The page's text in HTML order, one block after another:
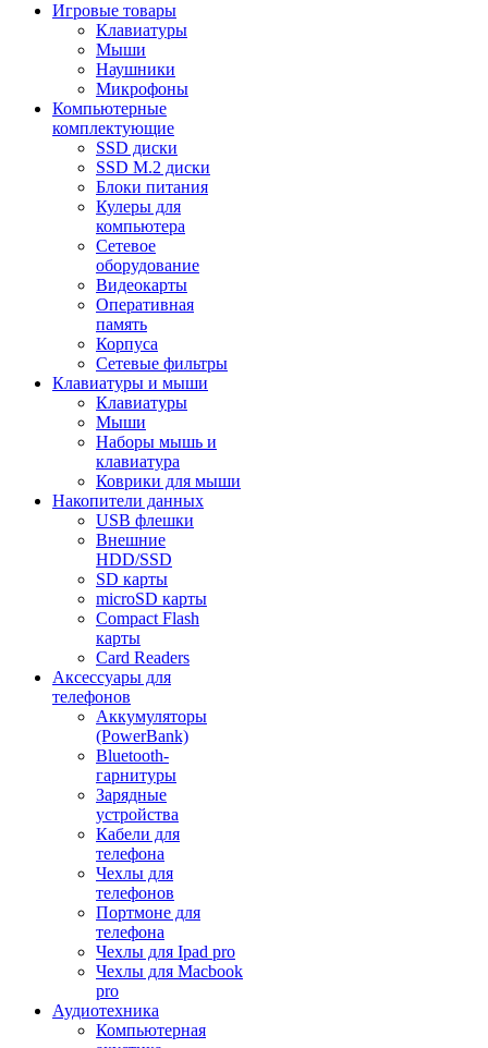
Игровые товары
Клавиатуры
Мыши
Наушники
Микрофоны
Компьютерные
комплектующие
SSD диски
SSD M.2 диски
Блоки питания
Кулеры для
компьютера
Сетевое
оборудование
Видеокарты
Оперативная
память
Корпуса
Сетевые фильтры
Клавиатуры и мыши
Клавиатуры
Мыши
Наборы мышь и
клавиатура
Коврики для мыши
Накопители данных
USB флешки
Внешние
HDD/SSD
SD карты
microSD карты
Compact Flash
карты
Card Readers
Аксессуары для
телефонов
Аккумуляторы
(PowerBank)
Bluetooth-
гарнитуры
Зарядные
устройства
Кабели для
телефона
Чехлы для
телефонов
Портмоне для
телефона
Чехлы для Ipad pro
Чехлы для Macbook
pro
Аудиотехника
Компьютерная